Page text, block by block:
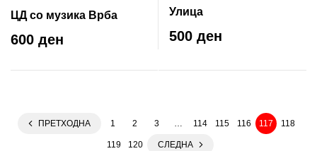
ЦД со музика Врба
600 ден
Улица
500 ден
ПРЕТХОДНА 1 2 3 … 114 115 116 117 118
119 120 СЛЕДНА